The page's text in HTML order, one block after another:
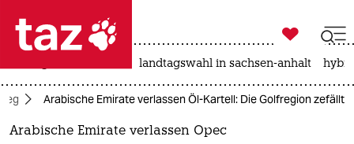
 taz zahl ich
taz zahl ich

taz zahl ich
landtagswahl in sachsen-anhalt
Arabische Emirate verlassen Öl-Kartell: Die Golfregion zefällt
Arabische Emirate verlassen Opec